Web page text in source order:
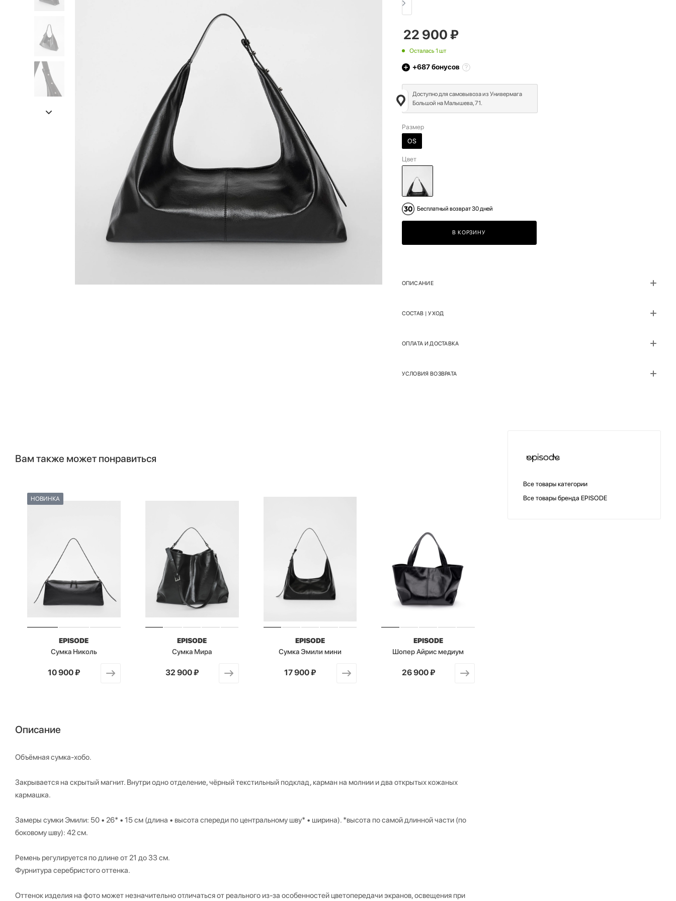
22 900₽
Осталась 1 шт
+687бонусов
Доступно для самовывоза из Универмага
Большой на Малышева, 71.
Размер
OS
Цвет
Бесплатный возврат 30 дней
В КОРЗИНУ
ОПИСАНИЕ
СОСТАВ | УХОД
ОПЛАТА И ДОСТАВКА
УСЛОВИЯ ВОЗВРАТА
Вам также может понравиться
НОВИНКА
EPISODE
Сумка Николь
от10 900 ₽
EPISODE
Сумка Мира
от32 900 ₽
EPISODE
Сумка Эмили мини
от17 900 ₽
EPISODE
Шопер Айрис медиум
26 900 ₽
Описание
Объёмная сумка-хобо.
Закрывается на скрытый магнит. Внутри одно отделение, чёрный текстильный подклад, карман на молнии и два открытых кожаных
кармашка.
Замеры сумки Эмили: 50 • 26* • 15 см (длина • высота спереди по центральному шву* • ширина). *высота по самой длинной части (по
боковому шву): 42 см.
Ремень регулируется по длине от 21 до 33 см.
Фурнитура серебристого оттенка.
Оттенок изделия на фото может незначительно отличаться от реального из-за особенностей цветопередачи экранов, освещения при
Все товары категории
Все товары бренда EPISODE